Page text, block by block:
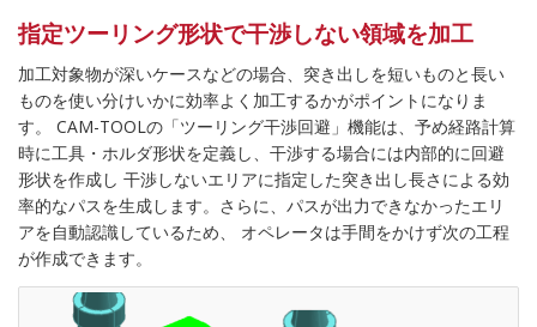
指定ツーリング形状で干渉しない領域を加工
加工対象物が深いケースなどの場合、突き出しを短いものと長い
ものを使い分けいかに効率よく加工するかがポイントになりま
す。 CAM-TOOLの「ツーリング干渉回避」機能は、予め経路計算
時に工具・ホルダ形状を定義し、干渉する場合には内部的に回避
形状を作成し 干渉しないエリアに指定した突き出し長さによる効
率的なパスを生成します。さらに、パスが出力できなかったエリ
アを自動認識しているため、 オペレータは手間をかけず次の工程
が作成できます。